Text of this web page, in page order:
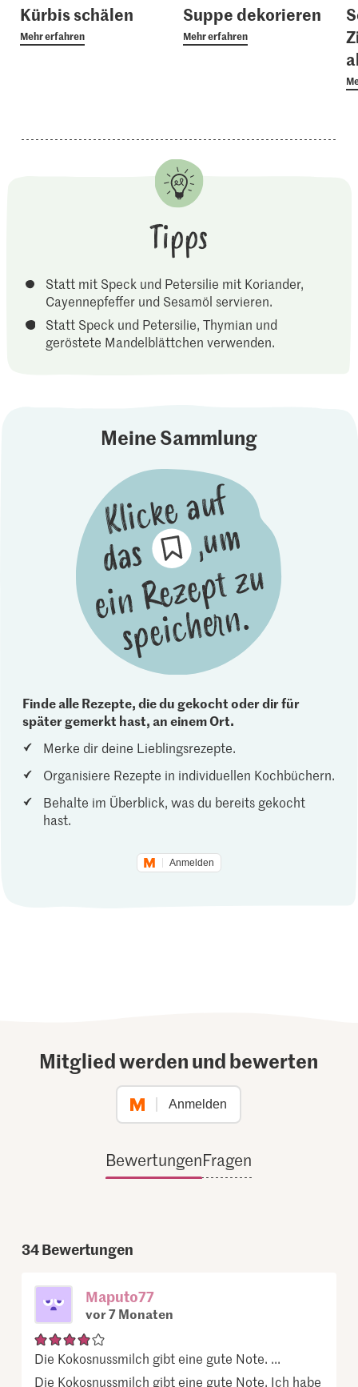
Kürbis schälen
Mehr erfahren
Suppe dekorieren
Mehr erfahren
Tipps
Statt mit Speck und Petersilie mit Koriander,
Cayennepfeffer und Sesamöl servieren.
Statt Speck und Petersilie, Thymian und
geröstete Mandelblättchen verwenden.
Meine Sammlung
Finde alle Rezepte, die du gekocht oder dir für
später gemerkt hast, an einem Ort.
Merke dir deine Lieblingsrezepte.
Organisiere Rezepte in individuellen Kochbüchern.
Behalte im Überblick, was du bereits gekocht
hast.
Anmelden
Mitglied werden und bewerten
Anmelden
BewertungenFragen
34Bewertungen
Maputo77
vor 7 Monaten
Die Kokosnussmilch gibt eine gute Note. ...
Die Kokosnussmilch gibt eine gute Note. Ich habe